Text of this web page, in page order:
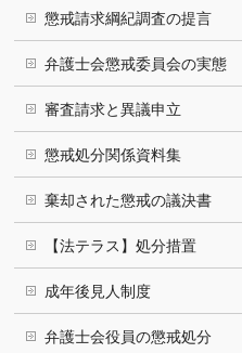
懲戒請求綱紀調査の提言
弁護士会懲戒委員会の実態
審査請求と異議申立
懲戒処分関係資料集
棄却された懲戒の議決書
【法テラス】処分措置
成年後見人制度
弁護士会役員の懲戒処分